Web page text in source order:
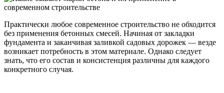
Практически любое современное строительство не обходится
без применения бетонных смесей. Начиная от закладки
фундамента и заканчивая заливкой садовых дорожек — везде
возникает потребность в этом материале. Однако следует
знать, что его состав и консистенция различны для каждого
конкретного случая.